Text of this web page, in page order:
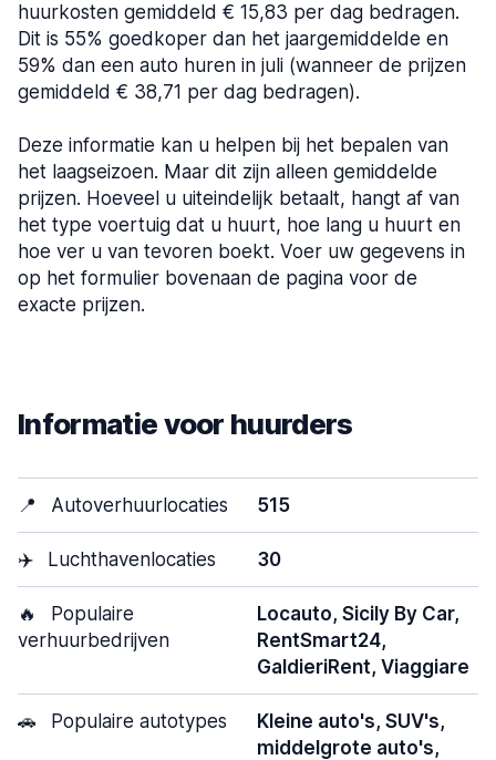
huurkosten gemiddeld € 15,83 per dag bedragen.
Dit is 55% goedkoper dan het jaargemiddelde en
59% dan een auto huren in juli (wanneer de prijzen
gemiddeld € 38,71 per dag bedragen).
Deze informatie kan u helpen bij het bepalen van
het laagseizoen. Maar dit zijn alleen gemiddelde
prijzen. Hoeveel u uiteindelijk betaalt, hangt af van
het type voertuig dat u huurt, hoe lang u huurt en
hoe ver u van tevoren boekt. Voer uw gegevens in
op het formulier bovenaan de pagina voor de
exacte prijzen.
Informatie voor huurders
📍 Autoverhuurlocaties 515
✈️ Luchthavenlocaties 30
🔥
Populaire
verhuurbedrijven
Locauto, Sicily By Car,
RentSmart24,
GaldieriRent, Viaggiare
🚗 Populaire autotypes
Kleine auto's, SUV's,
middelgrote auto's,